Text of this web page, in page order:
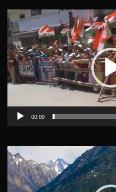
Video
Player
00:00
Video
Player